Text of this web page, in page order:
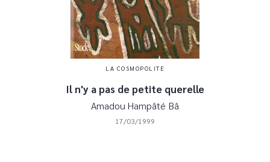
LA COSMOPOLITE
Il n'y a pas de petite querelle
Amadou Hampâté Bâ
17/03/1999